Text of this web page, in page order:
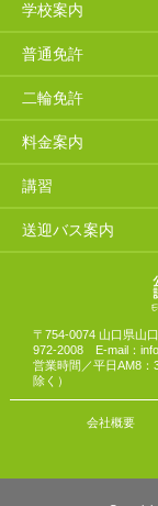
学校案内
普通免許
二輪免許
料金案内
講習
送迎バス案内
〒754-0074 山口県山
972-2008 E-mail：
営業時間／平日AM8
除く）
会社概要